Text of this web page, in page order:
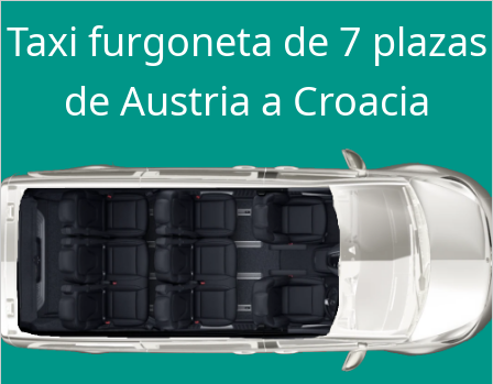
Taxi furgoneta de 7 plazas
de Austria a Croacia